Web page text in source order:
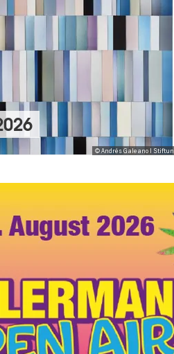
© Andrés Galeano I